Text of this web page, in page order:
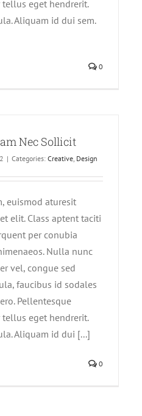
eget hendrerit.
Aliquam id dui sem.
0
Nec Sollicit
| Categories: Creative, Design
euismod aturesit
elit. Class aptent taciti
per conubia
Nulla nunc
vel, congue sed
faucibus id sodales
Pellentesque
eget hendrerit.
Aliquam id dui [...]
0